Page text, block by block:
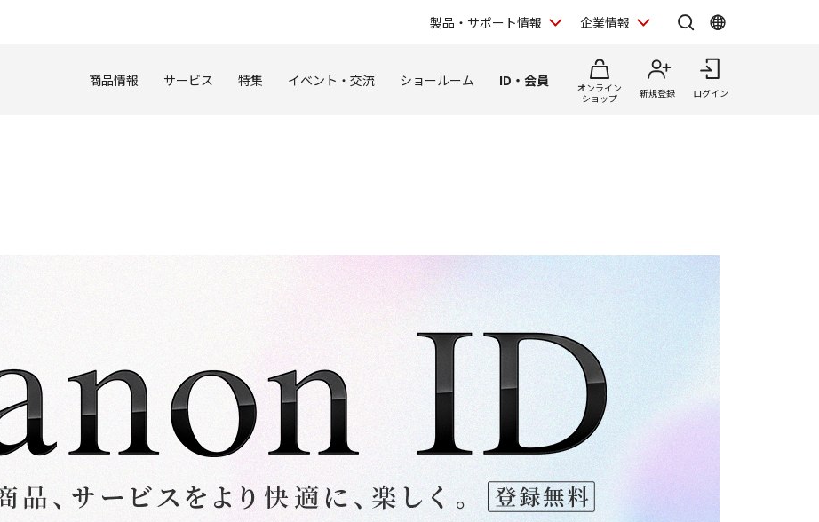
製品・サポート情報 企業情報
商品情報 サービス 特集 イベント・交流 ショールーム ID・会員
オンライン
ショップ
新規登録 ログイン